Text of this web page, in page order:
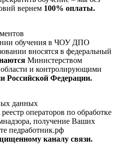
вернем 100% оплаты.
обучения в ЧОУ ДПО
вносятся в федеральный
Министерством
и контролирующими
Российской Федерации.
данных
операторов по обработке
получение Ваших
педработник.рф
каналу связи.